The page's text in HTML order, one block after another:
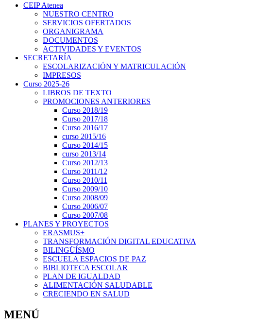
CEIP Atenea
NUESTRO CENTRO
SERVICIOS OFERTADOS
ORGANIGRAMA
DOCUMENTOS
ACTIVIDADES Y EVENTOS
SECRETARÍA
ESCOLARIZACIÓN Y MATRICULACIÓN
IMPRESOS
Curso 2025-26
LIBROS DE TEXTO
PROMOCIONES ANTERIORES
Curso 2018/19
Curso 2017/18
Curso 2016/17
curso 2015/16
Curso 2014/15
curso 2013/14
Curso 2012/13
Curso 2011/12
Curso 2010/11
Curso 2009/10
Curso 2008/09
Curso 2006/07
Curso 2007/08
PLANES Y PROYECTOS
ERASMUS+
TRANSFORMACIÓN DIGITAL EDUCATIVA
BILINGÜÍSMO
ESCUELA ESPACIOS DE PAZ
BIBLIOTECA ESCOLAR
PLAN DE IGUALDAD
ALIMENTACIÓN SALUDABLE
CRECIENDO EN SALUD
MENÚ